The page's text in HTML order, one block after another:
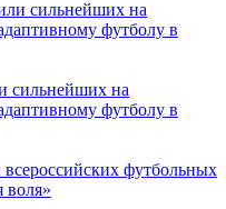
сильнейших на
футболу в